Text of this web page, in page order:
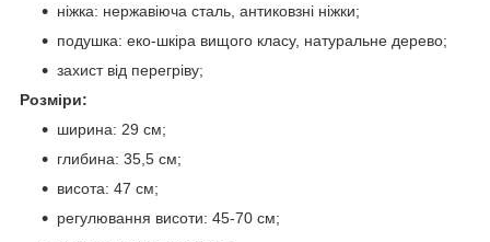
ніжка: нержавіюча сталь, антиковзні ніжки;
подушка: еко-шкіра вищого класу, натуральне дерево;
захист від перегріву;
Розміри:
ширина: 29 см;
глибина: 35,5 см;
висота: 47 см;
регулювання висоти: 45-70 см;